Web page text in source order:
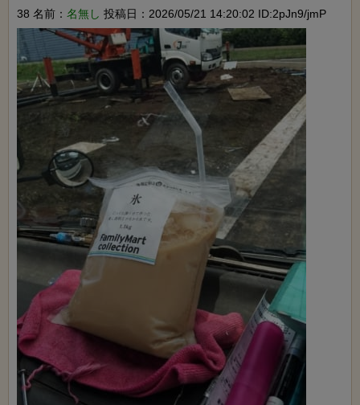
38 名前： 名無し 投稿日：2026/05/21 14:20:02 ID:2pJn9/jmP